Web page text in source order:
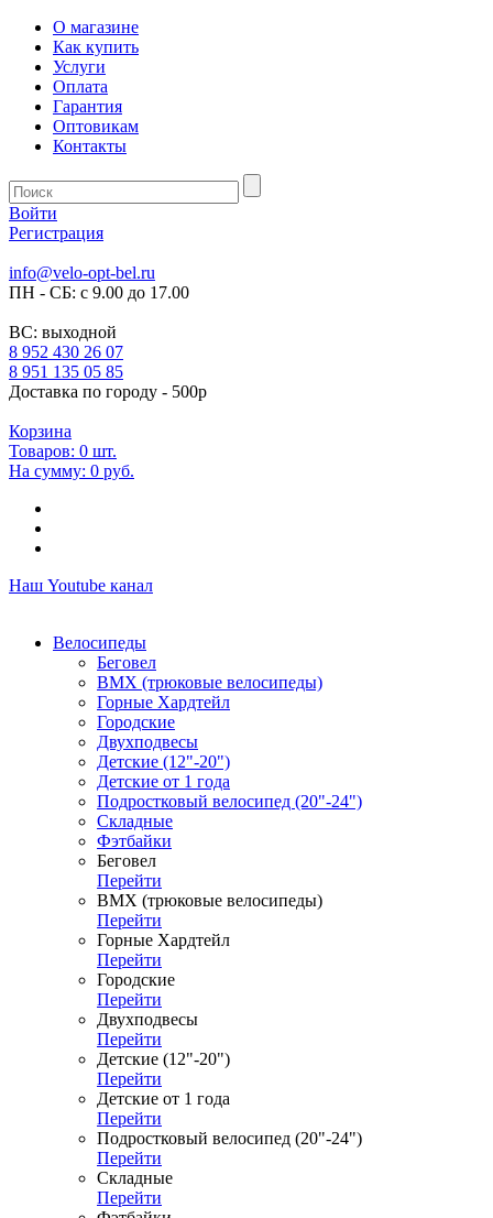
О магазине
Как купить
Услуги
Оплата
Гарантия
Оптовикам
Контакты
Войти
Регистрация
info@velo-opt-bel.ru
ПН - СБ: с 9.00 до 17.00
ВС: выходной
8 952 430 26 07
8 951 135 05 85
Доставка по городу - 500р
Корзина
Товаров: 0 шт.
На сумму: 0 руб.
Наш Youtube канал
Велосипеды
Беговел
ВМХ (трюковые велосипеды)
Горные Хардтейл
Городские
Двухподвесы
Детские (12"-20")
Детские от 1 года
Подростковый велосипед (20"-24")
Складные
Фэтбайки
Беговел
Перейти
ВМХ (трюковые велосипеды)
Перейти
Горные Хардтейл
Перейти
Городские
Перейти
Двухподвесы
Перейти
Детские (12"-20")
Перейти
Детские от 1 года
Перейти
Подростковый велосипед (20"-24")
Перейти
Складные
Перейти